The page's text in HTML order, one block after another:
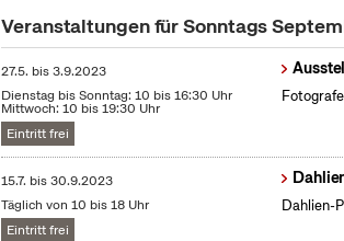
Veranstaltungen für Sonntags
27.5. bis3.9.2023
Dienstag bis Sonntag: 10 bis 16:30 Uhr
Mittwoch: 10 bis 19:30 Uhr
Eintritt frei
15.7. bis30.9.2023
Täglich von 10 bis 18 Uhr
Eintritt frei
Dahlien-